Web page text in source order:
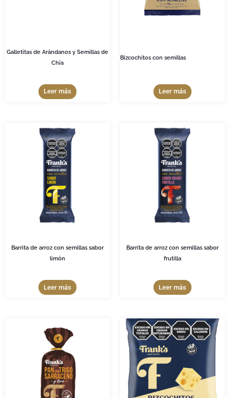
Galletitas de Arándanos y Semillas de
Chía
Leer más
Bizcochitos con semillas
Leer más
Barrita de arroz con semillas sabor
limón
Leer más
Barrita de arroz con semillas sabor
frutilla
Leer más